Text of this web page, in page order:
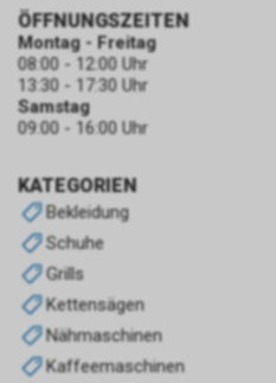
KATEGORIEN
Bekleidung
Schuhe
Grills
Kettensägen
Nähmaschinen
Kaffeemaschinen
ÖFFNUNGSZEITEN
Montag - Freitag
08:00 - 12:00 Uhr
13:30 - 17:30 Uhr
Samstag
09:00 - 16:00 Uhr